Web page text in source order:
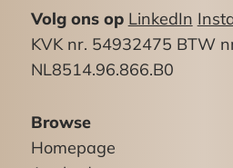
(gratis) parkeerplaatsen
Tevens mogelijkheid van
parkeerplaatsen in
Bereikbaarheid:
Via de
Volg ons op LinkedIn
KVK nr. 54932475 BTW
NL8514.96.866.B0
Browse
Homepage